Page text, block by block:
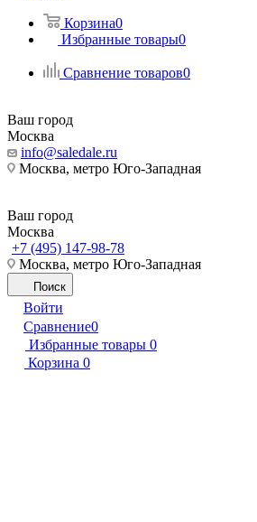
Корзина0
Избранные товары0
Сравнение товаров0
Ваш город
Москва
info@saledale.ru
Москва, метро Юго-Западная
Ваш город
Москва
+7 (495) 147-98-78
Москва, метро Юго-Западная
Поиск
Войти
Сравнение0
Избранные товары 0
Корзина 0